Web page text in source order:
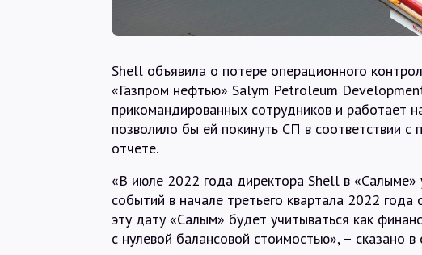
Shell объявила о потере операционного
«Газпром нефтью» Salym Petroleum
прикомандированных сотрудников и работает
позволило бы ей покинуть СП в соответствии с
отчете.
«В июле 2022 года директора Shell в «Салыме»
событий в начале третьего квартала 2022
эту дату «Салым» будет учитываться как
с нулевой балансовой стоимостью», – сказано в